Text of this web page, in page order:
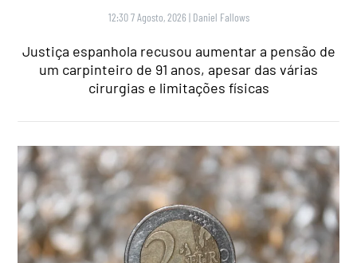
12:30 7 Agosto, 2026 | Daniel Fallows
Justiça espanhola recusou aumentar a pensão de
um carpinteiro de 91 anos, apesar das várias
cirurgias e limitações físicas